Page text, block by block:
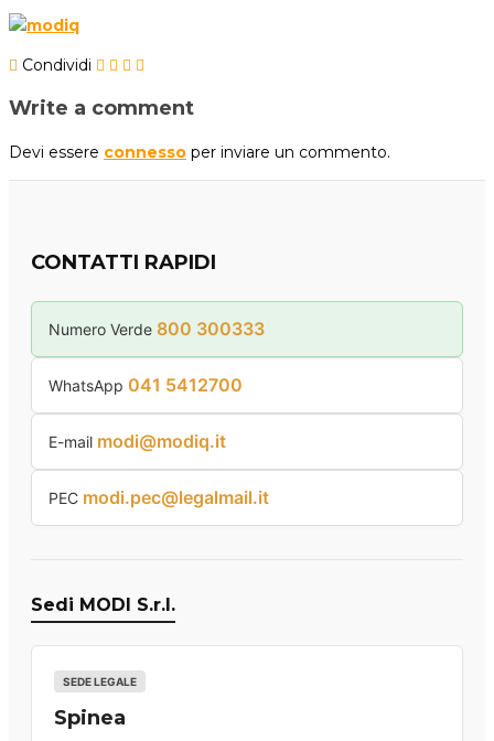
Condividi
Write a comment
Devi essere connesso per inviare un commento.
CONTATTI RAPIDI
Numero Verde 800 300333
WhatsApp 041 5412700
E-mail modi@modiq.it
PEC modi.pec@legalmail.it
Sedi MODI S.r.l.
SEDE LEGALE
Spinea